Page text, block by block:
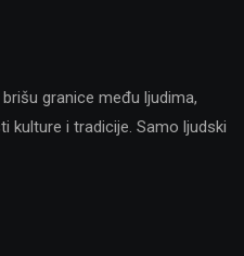
granice među ljudima,
kulture i tradicije. Samo ljudski